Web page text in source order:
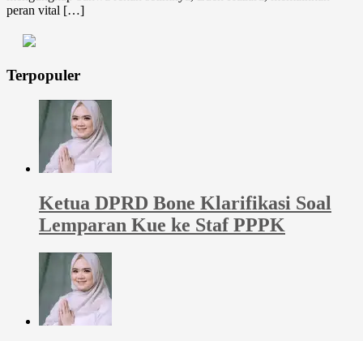
peran vital […]
Terpopuler
Ketua DPRD Bone Klarifikasi Soal
Lemparan Kue ke Staf PPPK